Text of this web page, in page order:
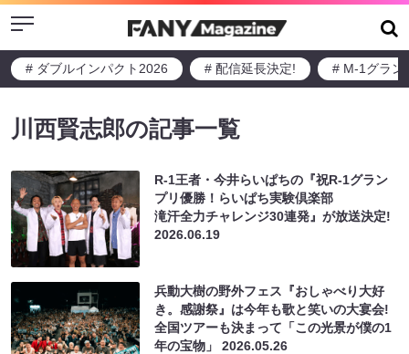
Menu
# ダブルインパクト2026 # 配信延長決定! # M-1グラン
川西賢志郎の記事一覧
R-1王者・今井らいぱちの『祝R-1グラン
プリ優勝！らいぱち実験倶楽部
滝汗全力チャレンジ30連発』が放送決定!
2026.06.19
兵動大樹の野外フェス『おしゃべり大好
き。感謝祭』は今年も歌と笑いの大宴会!
全国ツアーも決まって「この光景が僕の1
年の宝物」2026.05.26